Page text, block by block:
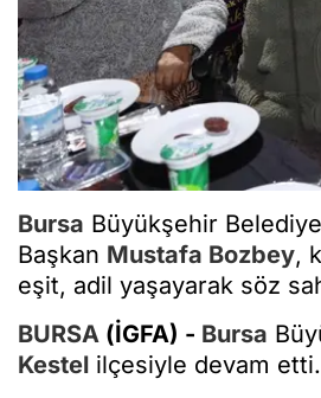
Bursa Büyükşehir
Başkan Mustafa Bozbey,
eşit, adil yaşayarak söz
BURSA (İGFA) - Bursa
Kestel ilçesiyle devam etti.